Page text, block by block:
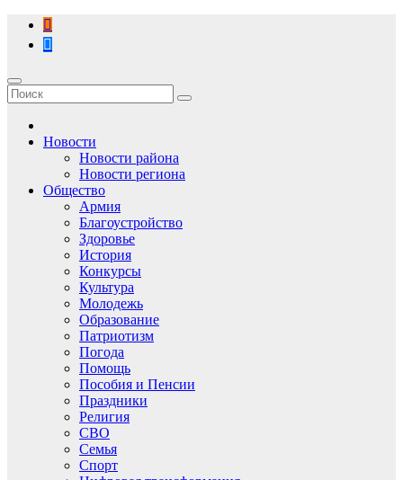
Перейти
содержимому
Новости
Новости района
Новости региона
Общество
Армия
Благоустройство
Здоровье
История
Конкурсы
Культура
Молодежь
Образование
Патриотизм
Погода
Помощь
Пособия и Пенсии
Праздники
Религия
СВО
Семья
Спорт